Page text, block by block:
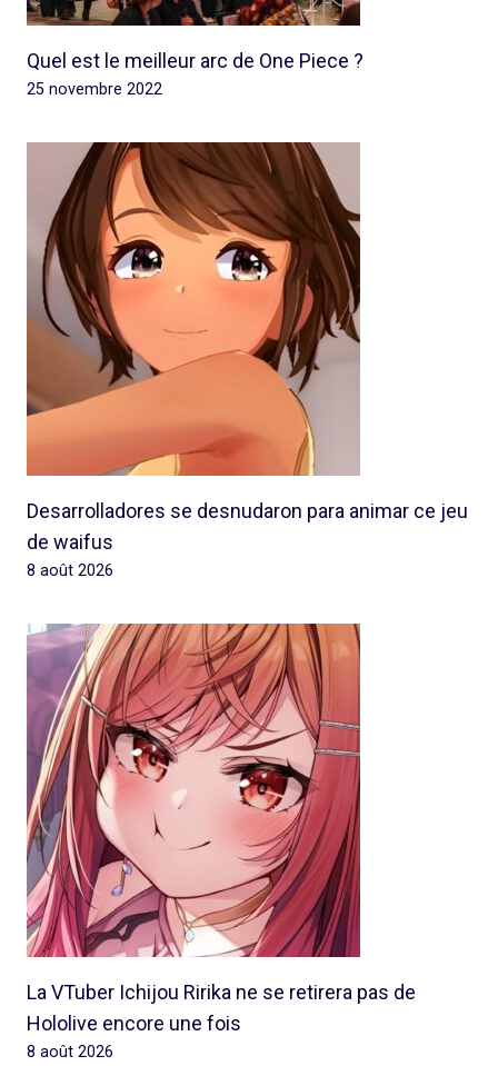
Quel est le meilleur arc de One Piece ?
25 novembre 2022
Desarrolladores se desnudaron para animar ce jeu
de waifus
8 août 2026
La VTuber Ichijou Ririka ne se retirera pas de
Hololive encore une fois
8 août 2026